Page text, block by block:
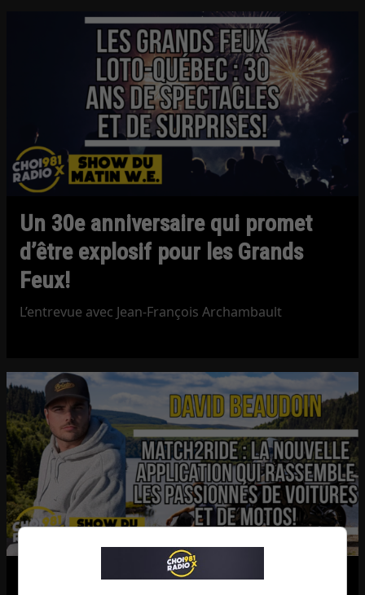
Un 30e anniversaire qui promet
d’être explosif pour les Grands
Feux!
L’entrevue avec Jean-François Archambault
Match2Ride : l’application qui